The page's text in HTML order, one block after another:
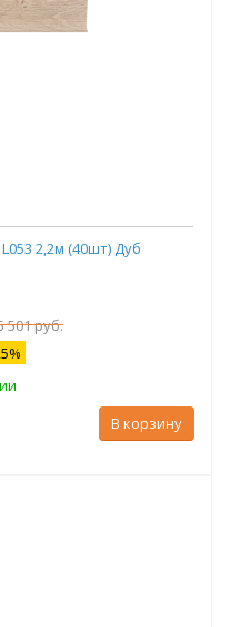
2,2м (40шт) Дуб
501 руб.
В корзину